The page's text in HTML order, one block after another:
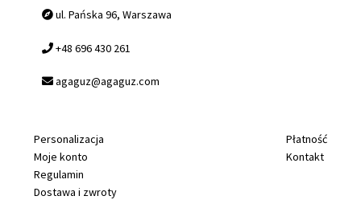
ul. Pańska 96, Warszawa
+48 696 430 261
agaguz@agaguz.com
Personalizacja
Moje konto
Regulamin
Dostawa i zwroty
Płatność
Kontakt